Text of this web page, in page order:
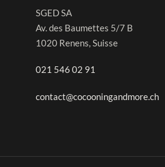
SGED SA
Av. des Baumettes 5/7 B
1020 Renens, Suisse
021 546 02 91
contact@cocooningandmore.ch